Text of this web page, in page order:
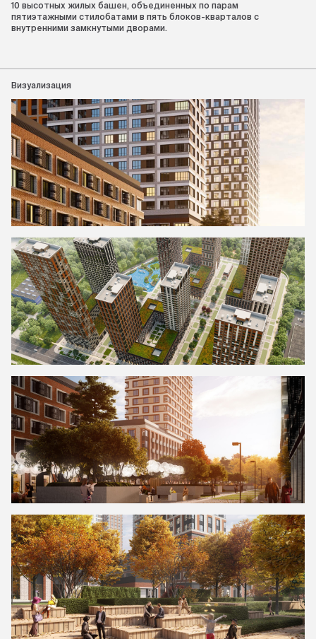
10 высотных жилых башен, объединенных по парам
пятиэтажными стилобатами в пять блоков-кварталов с
внутренними замкнутыми дворами.
Визуализация